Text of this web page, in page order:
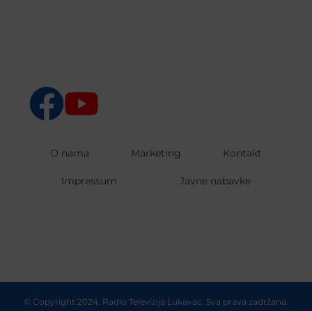
O nama Marketing Kontakt
Impressum Javne nabavke
© Copyright 2024. Radio Televizija Lukavac. Sva prava zadržana.